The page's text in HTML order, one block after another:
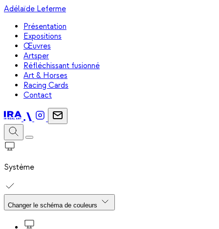
Adélaïde Leferme
Présentation
Expositions
Œuvres
Artsper
Réfléchissant fusionné
Art & Horses
Racing Cards
Contact
Système
Changer le schéma de couleurs